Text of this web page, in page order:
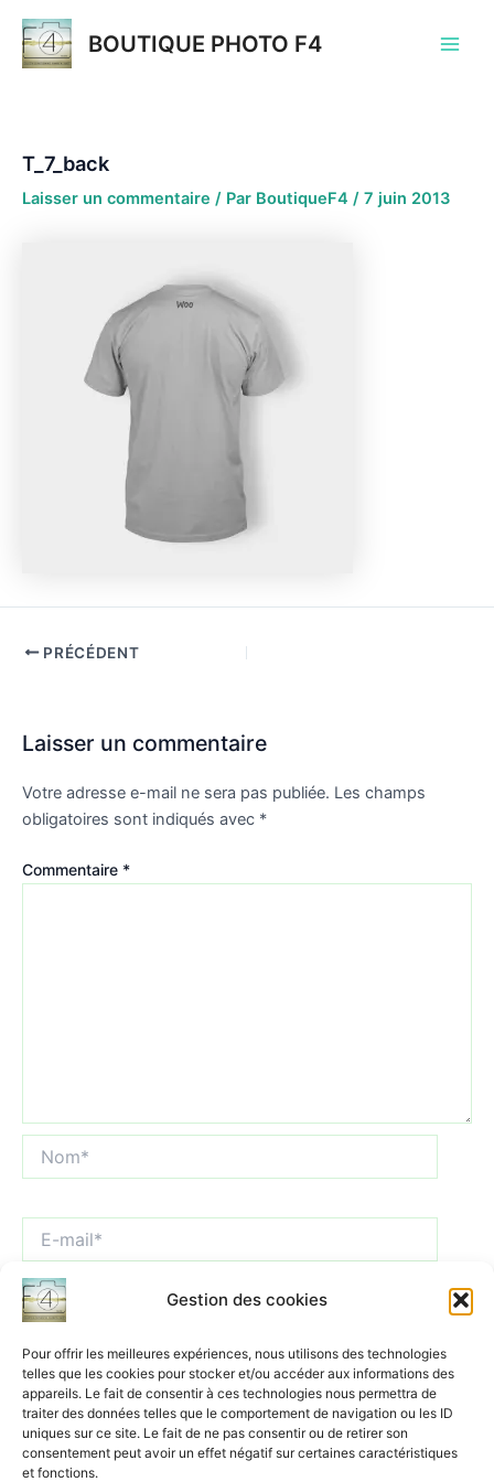
Gestion des cookies
Pour offrir les meilleures expériences, nous utilisons des technologies
telles que les cookies pour stocker et/ou accéder aux informations des
appareils. Le fait de consentir à ces technologies nous permettra de
traiter des données telles que le comportement de navigation ou les ID
uniques sur ce site. Le fait de ne pas consentir ou de retirer son
consentement peut avoir un effet négatif sur certaines caractéristiques
et fonctions.
contenu
BOUTIQUE PHOTO F4
T_7_back
Laisser un commentaire / Par BoutiqueF4 / 7 juin 2013
Navigation
PRÉCÉDENT
Laisser un commentaire
Votre adresse e-mail ne sera pas publiée. Les champs
obligatoires sont indiqués avec *
Commentaire *
mail*
Site